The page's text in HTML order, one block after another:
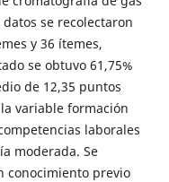
se recolectaron
y 36 ítemes,
se obtuvo 61,75%
de 12,35 puntos
variable formación
laborales
moderada. Se
conocimiento previo